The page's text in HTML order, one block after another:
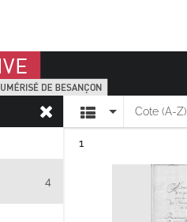
Besançon
: Multimédias
4
AffichageCote (A-Z)
1